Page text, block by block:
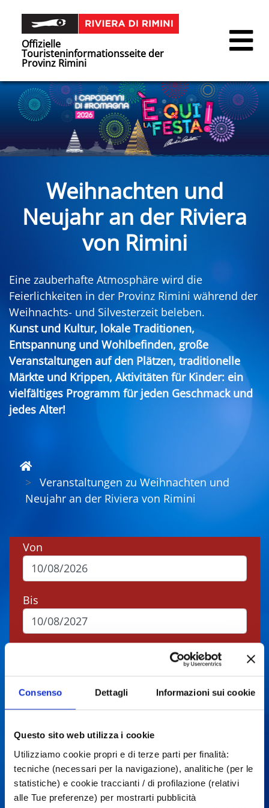
Consenso Dettagli Informazioni sui cookie
Questo sito web utilizza i cookie
Utilizziamo cookie propri e di terze parti per finalità:
tecniche (necessari per la navigazione), analitiche (per le
statistiche) e cookie traccianti / di profilazione (relativi
alle Tue preferenze) per mostrarti pubblicità
Offizielle
Touristeninformationsseite der
Provinz Rimini
Weihnachten und
Neujahr an der Riviera
von Rimini
Eine zauberhafte Atmosphäre wird die
Feierlichkeiten in der Provinz Rimini während der
Weihnachts- und Silvesterzeit beleben.
Kunst und Kultur, lokale Traditionen,
Entspannung und Wohlbefinden, große
Veranstaltungen auf den Plätzen, traditionelle
Märkte und Krippen, Aktivitäten für Kinder: ein
vielfältiges Programm für jeden Geschmack und
jedes Alter!
Veranstaltungen zu Weihnachten und
Neujahr an der Riviera von Rimini
Von
Bis
Suchen